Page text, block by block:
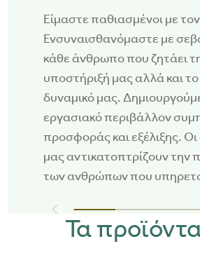
Είμαστε παθιασμένοι με
Ενσυναισθανόμαστε με
κάθε άνθρωπο που ζητάει
υποστήριξή μας αλλά και
δυναμικό μας.
εργασιακό περιβάλλον
προσφοράς και εξέλιξης.
μας αντικατοπτρίζουν την
των ανθρώπων που
Τα